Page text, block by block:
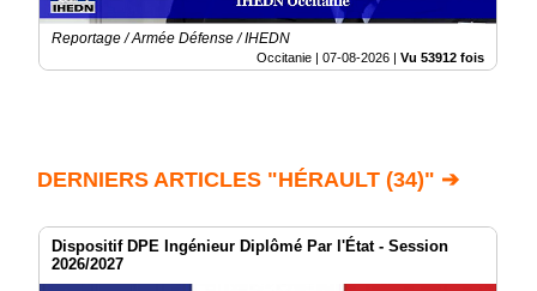
Reportage / Armée Défense / IHEDN
Occitanie | 07-08-2026 | Vu 53912 fois
DERNIERS ARTICLES "HÉRAULT (34)" ➔
Dispositif DPE Ingénieur Diplômé Par l'État - Session
2026/2027